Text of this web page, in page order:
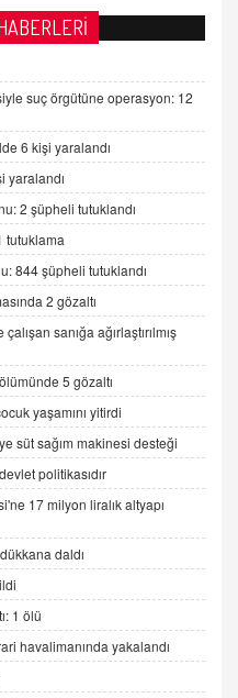
ve dijital hukukun
Önlemler Alınmalı?
da Ziyaret Etse...
Yüzüne Vurulan Şamar:
"Beraber Yürüyoruz"
suç örgütüne operasyon: 12
6 kişi yaralandı
yaralandı
2 şüpheli tutuklandı
tutuklama
844 şüpheli tutuklandı
2 gözaltı
sanığa ağırlaştırılmış
5 gözaltı
yaşamını yitirdi
süt sağım makinesi desteği
politikasıdır
17 milyon liralık altyapı
daldı
1 ölü
havalimanında yakalandı